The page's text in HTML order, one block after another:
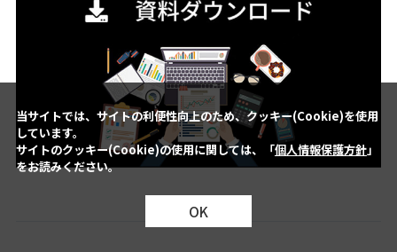
当サイトでは、サイトの利便性向上のため、クッキー(Cookie)を使用
しています。
サイトのクッキー(Cookie)の使用に関しては、「個人情報保護方針」
をお読みください。
OK